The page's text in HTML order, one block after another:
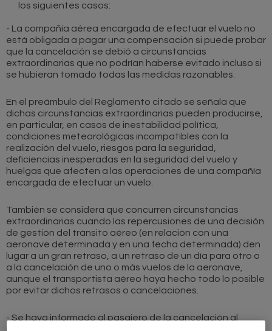
los siguientes casos:
- La compañía aérea encargada de efectuar el vuelo no
está obligada a pagar una compensación si puede probar
que la cancelación se debió a circunstancias
extraordinarias que no podrían haberse evitado incluso si
se hubieran tomado todas las medidas razonables.
En el preámbulo del Reglamento citado se señala que
dichas circunstancias extraordinarias pueden producirse,
en particular, en casos de inestabilidad política,
condiciones meteorológicas incompatibles con la
realización del vuelo, riesgos para la seguridad,
deficiencias inesperadas en la seguridad del vuelo y
huelgas que afecten a las operaciones de una compañía
encargada de efectuar un vuelo.
También se considera que concurren circunstancias
extraordinarias cuando las repercusiones de una decisión
de gestión del tránsito aéreo (en relación con una
aeronave determinada y en una fecha determinada) den
lugar a un gran retraso, a un retraso de un día para otro o
a la cancelación de uno o más vuelos de la aeronave,
aunque el transportista aéreo haya hecho todo lo posible
por evitar dichos retrasos o cancelaciones.
- Se haya informado al pasajero de la cancelación al